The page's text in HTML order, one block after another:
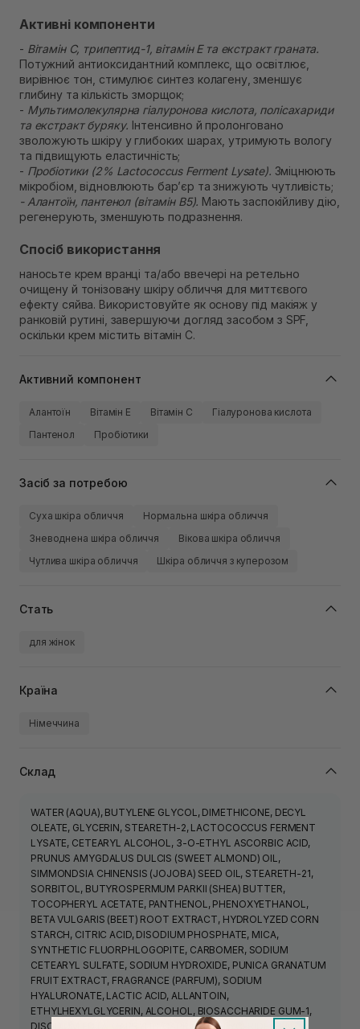
Активні компоненти
- Вітамін С, трипептид-1, вітамін E та екстракт граната.
Потужний антиоксидантний комплекс, що освітлює,
вирівнює тон, стимулює синтез колагену, зменшує
глибину та кількість зморщок;
- Мультимолекулярна гіалуронова кислота, полісахариди
та екстракт буряку. Інтенсивно й пролонговано
зволожують шкіру у глибоких шарах, утримують вологу
та підвищують еластичність;
- Пробіотики (2% Lactococcus Ferment Lysate). Зміцнюють
мікробіом, відновлюють бар’єр та знижують чутливість;
- Алантоїн, пантенол (вітамін B5). Мають заспокійливу дію,
регенерують, зменшують подразнення.
Спосіб використання
наносьте крем вранці та/або ввечері на ретельно
очищену й тонізовану шкіру обличчя для миттєвого
ефекту сяйва. Використовуйте як основу під макіяж у
ранковій рутині, завершуючи догляд засобом з SPF,
оскільки крем містить вітамін C.
Активний компонент
Алантоїн Вітамін Е Вітамін C
Гіалуронова кислота
Пантенол
Пробіотики
Засіб за потребою
Суха шкіра обличчя
Нормальна шкіра обличчя
Зневоднена шкіра обличчя
Вікова шкіра обличчя
Чутлива шкіра обличчя
Шкіра обличчя з куперозом
Стать
для жінок
Країна
Німеччина
Склад
WATER (AQUA), BUTYLENE GLYCOL, DIMETHICONE, DECYL
OLEATE, GLYCERIN, STEARETH-2, LACTOCOCCUS FERMENT
LYSATE, CETEARYL ALCOHOL, 3-O-ETHYL ASCORBIC ACID,
PRUNUS AMYGDALUS DULCIS (SWEET ALMOND) OIL,
SIMMONDSIA CHINENSIS (JOJOBA) SEED OIL, STEARETH-21,
SORBITOL, BUTYROSPERMUM PARKII (SHEA) BUTTER,
TOCOPHERYL ACETATE, PANTHENOL, PHENOXYETHANOL,
BETA VULGARIS (BEET) ROOT EXTRACT, HYDROLYZED CORN
STARCH, CITRIC ACID, DISODIUM PHOSPHATE, MICA,
SYNTHETIC FLUORPHLOGOPITE, CARBOMER, SODIUM
CETEARYL SULFATE, SODIUM HYDROXIDE, PUNICA GRANATUM
FRUIT EXTRACT, FRAGRANCE (PARFUM), SODIUM
HYALURONATE, LACTIC ACID, ALLANTOIN,
ETHYLHEXYLGLYCERIN, ALCOHOL, BIOSACCHARIDE GUM-1,
DISODIUM EDTA, CAPRYLIC/CAPRIC TRIGLYCERIDE, BENZYL